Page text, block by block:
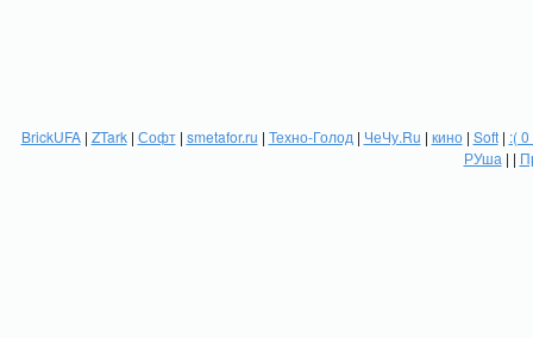
BrickUFA| ZTark| Софт| smetafor.ru | Техно-Голод | ЧеЧу.Ru | кино| Soft| :(
РУша | |